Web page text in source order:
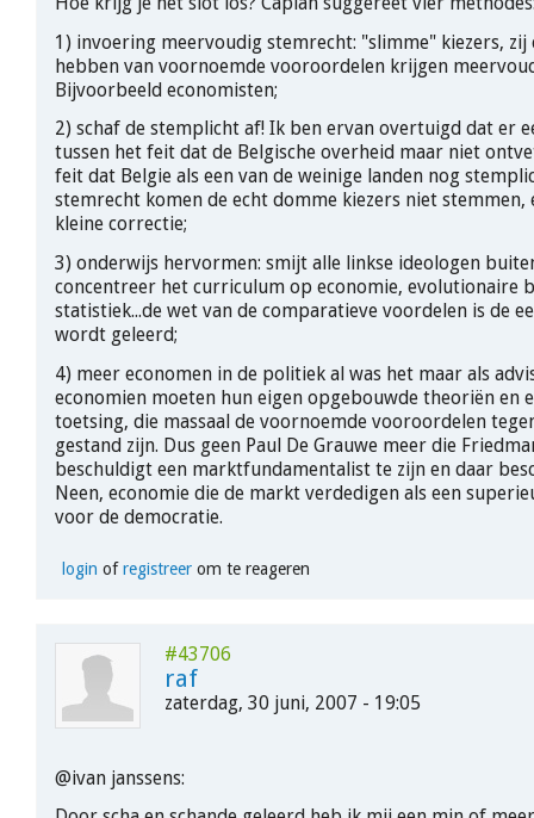
1) invoering meervoudig stemrecht: "slimme" kiezers,
hebben van voornoemde vooroordelen krijgen
Bijvoorbeeld economisten;
2) schaf de stemplicht af! Ik ben ervan overtuigd dat er
tussen het feit dat de Belgische overheid maar niet
feit dat Belgie als een van de weinige landen nog
stemrecht komen de echt domme kiezers niet stemmen,
kleine correctie;
3) onderwijs hervormen: smijt alle linkse ideologen
concentreer het curriculum op economie, evolutionaire
statistiek...de wet van de comparatieve voordelen is de
wordt geleerd;
4) meer economen in de politiek al was het maar als
economien moeten hun eigen opgebouwde theoriën en
toetsing, die massaal de voornoemde vooroordelen
gestand zijn. Dus geen Paul De Grauwe meer die
beschuldigt een marktfundamentalist te zijn en daar
Neen, economie die de markt verdedigen als een
voor de democratie.
login ofregistreerom te reageren
#43706
raf
zaterdag, 30 juni, 2007 - 19:05
@ivan janssens: